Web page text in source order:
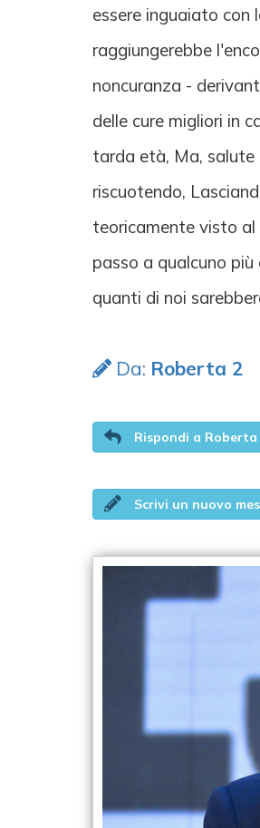
essere inguaiato con
raggiungerebbe
noncuranza -
delle cure migliori in
tarda età, Ma, salute
riscuotendo,
teoricamente visto al
passo a qualcuno
quanti di noi
Da: Roberta 2
Rispondi a Roberta
Scrivi un nuovo